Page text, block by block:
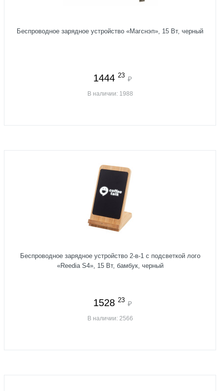
Беспроводное зарядное устройство «Магснэп», 15 Вт, черный
1444 23 ₽
В наличии: 1988
Беспроводное зарядное устройство 2-в-1 с подсветкой лого
«Reedia S4», 15 Вт, бамбук, черный
1528 23 ₽
В наличии: 2566